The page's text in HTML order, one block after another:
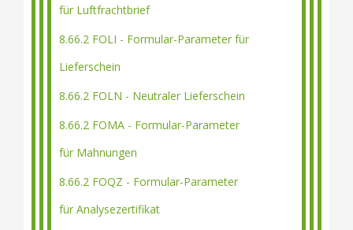
für Luftfrachtbrief
8.66.2 FOLI - Formular-Parameter für
Lieferschein
8.66.2 FOLN - Neutraler Lieferschein
8.66.2 FOMA - Formular-Parameter
für Mahnungen
8.66.2 FOQZ - Formular-Parameter
für Analysezertifikat